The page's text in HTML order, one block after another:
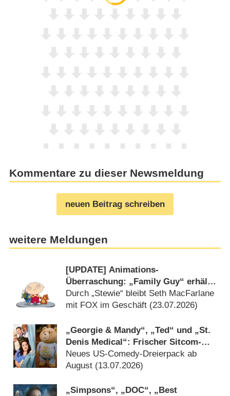
Kommentare zu dieser Newsmeldung
neuen Beitrag schreiben
weitere Meldungen
[UPDATE] Animations-
Überraschung: „Family Guy“ erhält
nach 24 Staffeln neues Spin-off
Durch „Stewie“ bleibt Seth MacFarlane
mit FOX im Geschäft (23.07.2026)
„Georgie & Mandy“, „Ted“ und „St.
Denis Medical“: Frischer Sitcom-
Nachschub auf ProSieben
Neues US-Comedy-Dreierpack ab
August (13.07.2026)
„Simpsons“, „DOC“, „Best